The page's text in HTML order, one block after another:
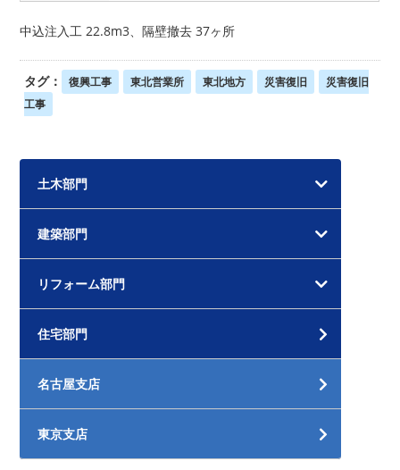
中込注入工 22.8m3、隔壁撤去 37ヶ所
タグ： 復興工事 東北営業所 東北地方 災害復旧
災害復旧
工事
土木部門
建築部門
リフォーム部門
住宅部門
名古屋支店
東京支店